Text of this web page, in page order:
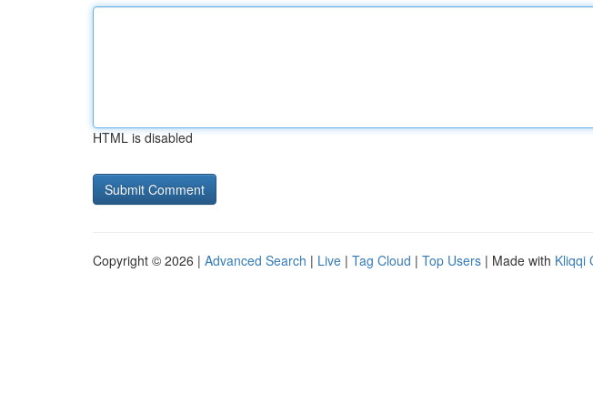
HTML is disabled
Copyright © 2026 | Advanced Search | Live | Tag Cloud | Top Users | Made with Kliqqi